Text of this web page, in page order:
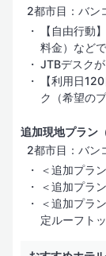
2都市目：バン
【自由行動
料金）など
JTBデスク
【利用日
ク（希望の
追加現地プラン
2都市目：バン
＜追加プラ
＜追加プラ
＜追加プラ
定ルーフト